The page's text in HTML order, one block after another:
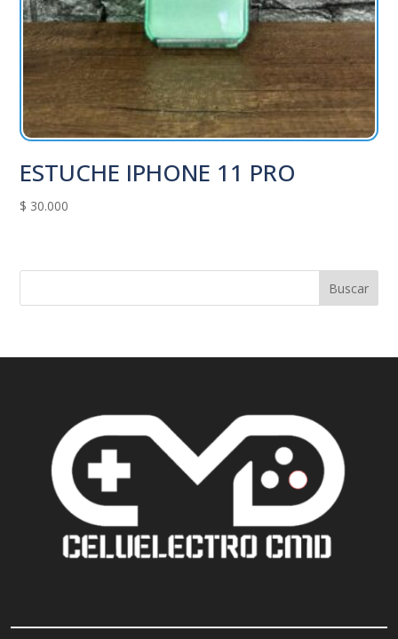
ESTUCHE IPHONE 11 PRO
$ 30.000
Buscar